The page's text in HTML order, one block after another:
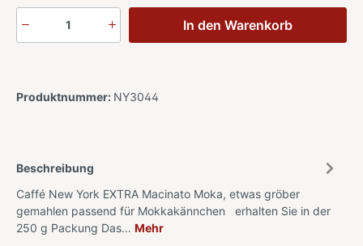
In den Warenkorb
Produktnummer: NY3044
Beschreibung
Caffé New York EXTRA Macinato Moka, etwas gröber
gemahlen passend für Mokkakännchen erhalten Sie in der
250 g Packung Das… Mehr